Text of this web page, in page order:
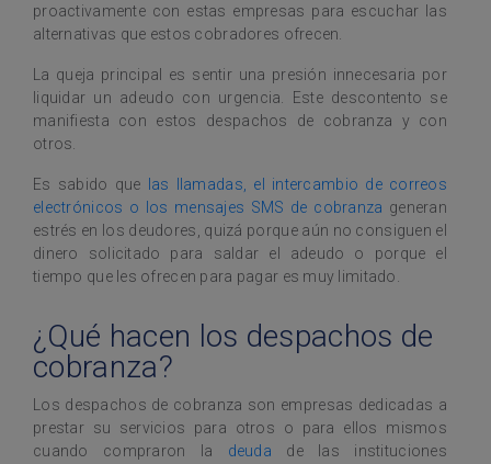
proactivamente con estas empresas para escuchar las
alternativas que estos cobradores ofrecen.
La queja principal es sentir una presión innecesaria por
liquidar un adeudo con urgencia. Este descontento se
manifiesta con estos despachos de cobranza y con
otros.
Es sabido que
las llamadas, el intercambio de correos
electrónicos o los mensajes SMS de cobranza generan
estrés en los deudores, quizá porque aún no consiguen el
dinero solicitado para saldar el adeudo o porque el
tiempo que les ofrecen para pagar es muy limitado.
¿Qué hacen los despachos de
cobranza?
Los despachos de cobranza son empresas dedicadas a
prestar su servicios para otros o para ellos mismos
cuando compraron la deuda de las instituciones